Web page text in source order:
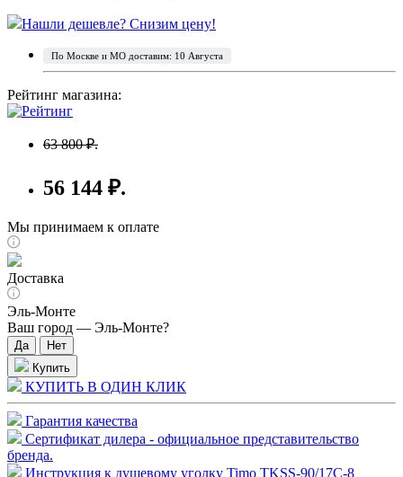
Нашли дешевле? Снизим цену!
По Москве и МО доставим: 10 Августа
Рейтинг магазина:
63 800 ₽.
56 144 ₽.
Мы принимаем к оплате
Доставка
Эль-Монте
Ваш город — Эль-Монте?
Купить
КУПИТЬ В ОДИН КЛИК
Гарантия качества
Сертификат дилера - официальное представительство
бренда.
Инструкция к душевому уголку Timo TKSS-90/17C-8